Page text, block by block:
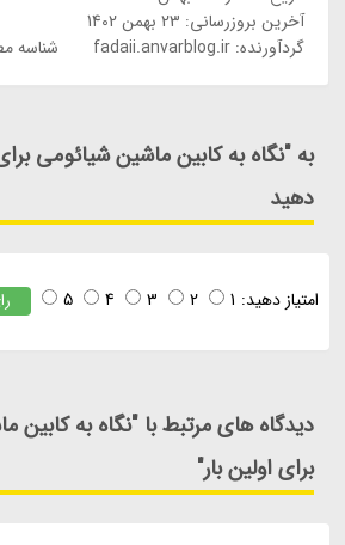
آخرین بروزرسانی: 23 بهمن 1402
گردآورنده:fadaii.anvarblog.ir شناسه
به "نگاه به کابین ماشین شیائومی برای
دهید
امتیاز دهید: 1
2
3
4
5
دیدگاه های مرتبط با "نگاه به کابین
برای اولین بار"